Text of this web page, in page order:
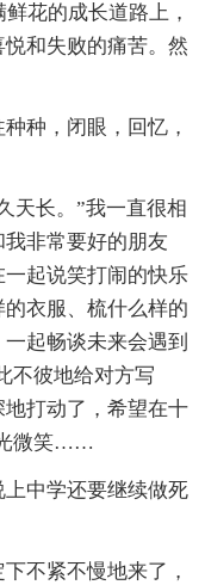
花的成长道路上，
和失败的痛苦。然
种，闭眼，回忆，
长。”我一直很相
非常要好的朋友
起说笑打闹的快乐
衣服、梳什么样的
起畅谈未来会遇到
彼地给对方写
打动了，希望在十
光微笑……
中学还要继续做死
不紧不慢地来了，